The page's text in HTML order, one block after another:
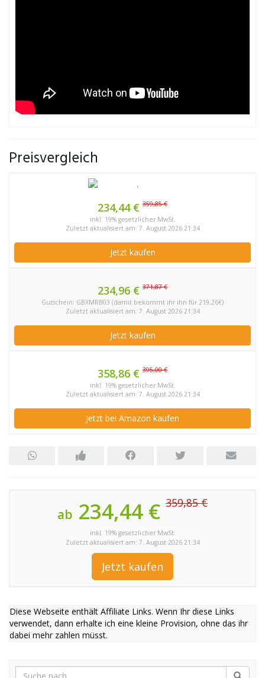
Preisvergleich
234,44 € 359,85 €
inkl. 19% gesetzlicher MwSt.
Zuletzt aktualisiert am: 7. August 2026 21:34
Jetzt kaufen
234,96 € 371,87 €
Gutschein: GBXMRB03 (damit bekommt ihr ihn für 219,26€)
Zuletzt aktualisiert am: 7. August 2026 21:34
Jetzt kaufen
358,86 € 395,00 €
inkl. 19% gesetzlicher MwSt.
Zuletzt aktualisiert am: 7. August 2026 21:34
Jetzt bei Amazon kaufen
ab 234,44 € 359,85 €
inkl. 19% gesetzlicher MwSt.
Zuletzt aktualisiert am: 7. August 2026 21:34
Jetzt kaufen
Diese Webseite enthält Affiliate Links. Wenn Ihr diese Links
verwendet, dann erhalte ich eine kleine Provision, ohne das ihr
dabei mehr zahlen müsst.